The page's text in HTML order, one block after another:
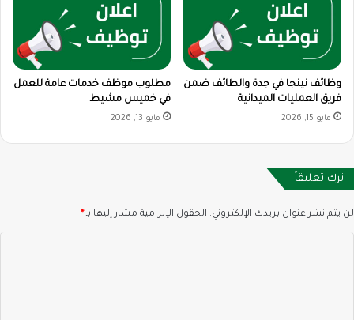
وظائف نينجا في جدة والطائف ضمن
فريق العمليات الميدانية
مايو 15, 2026
مطلوب موظف خدمات عامة للعمل
في خميس مشيط
مايو 13, 2026
اترك تعليقاً
لن يتم نشر عنوان بريدك الإلكتروني. الحقول الإلزامية مشار إليها بـ*